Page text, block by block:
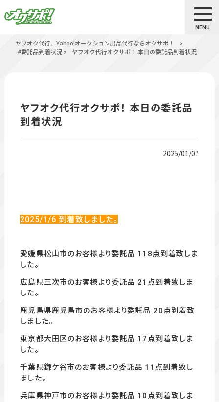
MENU
ヤフオク代行、Yahoo!オークション出品代行ならオクサポ！
>
#委託品到着状況 > ヤフオク代行オクサポ！ 本日の委託品到着状況
ヤフオク代行オクサポ！ 本日の委託品
到着状況
2025/01/07
2025/1 /6 到着致しました。
愛媛県松山市のお客様より委託品 118点到着致しま
した。
広島県三次市のお客様より委託品 21点到着致しま
した。
鹿児島県鹿児島市のお客様より委託品 20点到着致
しました。
東京都大田区のお客様より委託品 17 点到着致しま
した。
千葉県鎌ケ谷市のお客様より委託品 11 点到着致し
ました。
兵庫県神戸市のお客様より委託品 10 点到着致しま